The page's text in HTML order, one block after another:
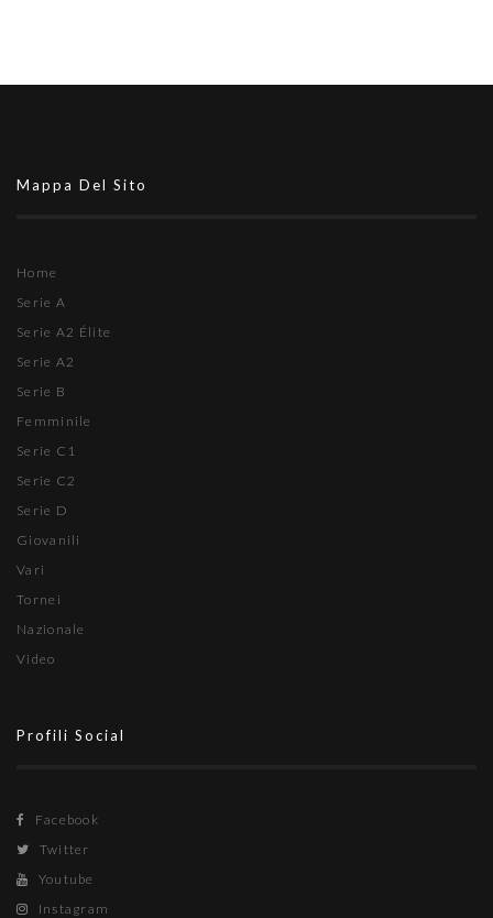
Mappa Del Sito
Home
Serie A
Serie A2 Élite
Serie A2
Serie B
Femminile
Serie C1
Serie C2
Serie D
Giovanili
Vari
Tornei
Nazionale
Video
Profili Social
Facebook
Twitter
Youtube
Instagram